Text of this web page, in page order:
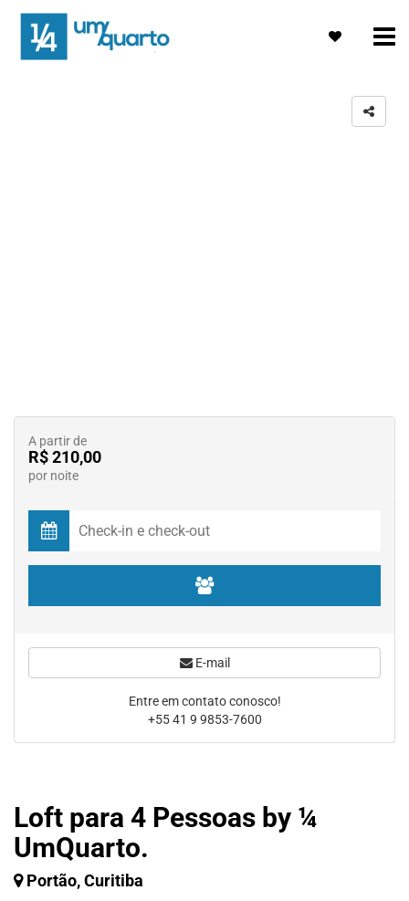
Loft para 4 Pessoas by ¼
UmQuarto.
Portão, Curitiba
A partir de
R$ 210,00
por noite
E-mail
Entre em contato conosco!
+55 41 9 9853-7600